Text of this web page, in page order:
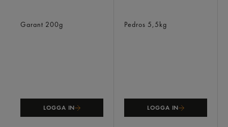
Garant 200g
LOGGA IN
Pedros 5,5kg
LOGGA IN